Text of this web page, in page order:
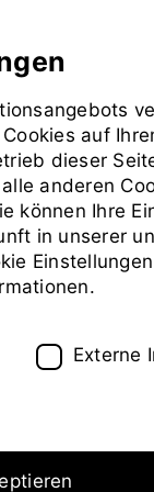
Prof. Dr.
auf
dieser
anderen
können Ihre
in unserer
Externe